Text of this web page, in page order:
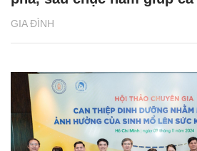
GIA ĐÌNH